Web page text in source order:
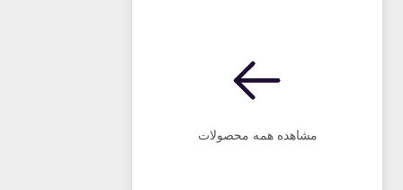
مشاهده همه محصولات